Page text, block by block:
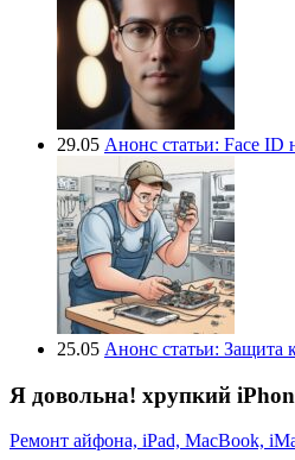
29.05 Анонс статьи: Face ID
25.05 Анонс статьи: Защита
Я довольна! хрупкий
Ремонт айфона, iPad, MacBook,